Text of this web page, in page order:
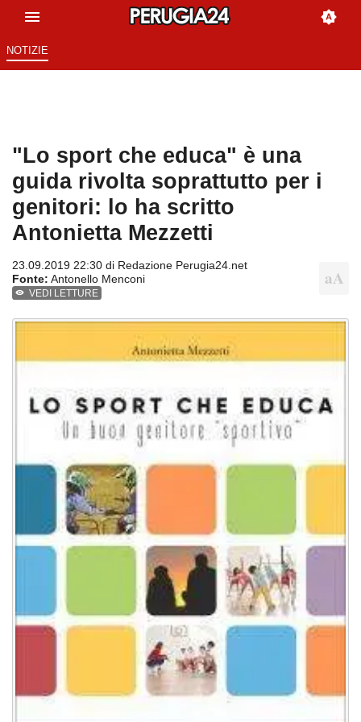
NOTIZIE
"Lo sport che educa" è una
guida rivolta soprattutto per i
genitori: lo ha scritto
Antonietta Mezzetti
23.09.2019 22:30 di Redazione Perugia24.net
Fonte: Antonello Menconi
VEDI LETTURE